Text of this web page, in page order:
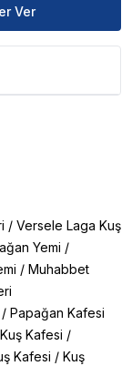
Ver
/ Versele Laga Kuş
Yemi /
/ Muhabbet
/ Papağan Kafesi
Kafesi /
Kafesi / Kuş